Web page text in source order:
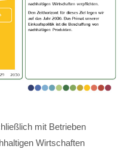
mit Betrieben
Wirtschaften